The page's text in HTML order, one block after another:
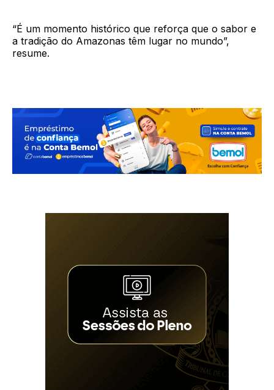
“É um momento histórico que reforça que o sabor e
a tradição do Amazonas têm lugar no mundo”,
resume.